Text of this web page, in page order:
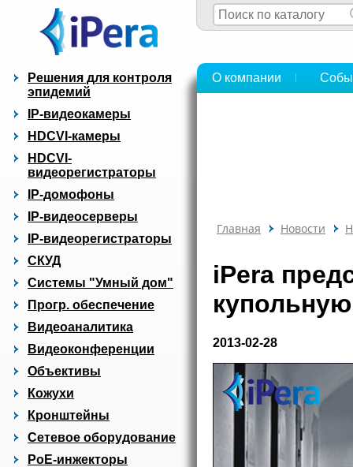
Решения для контроля
эпидемий
IP-видеокамеры
HDCVI-камеры
HDCVI-
видеорегистраторы
IP-домофоны
IP-видеосерверы
IP-видеорегистраторы
СКУД
Системы "Умный дом"
Прогр. обеспечение
Видеоаналитика
Видеоконференции
Объективы
Кожухи
Кронштейны
Сетевое оборудование
PoE-инжекторы
О компании
Главная Новости
iPera
2013-02-28